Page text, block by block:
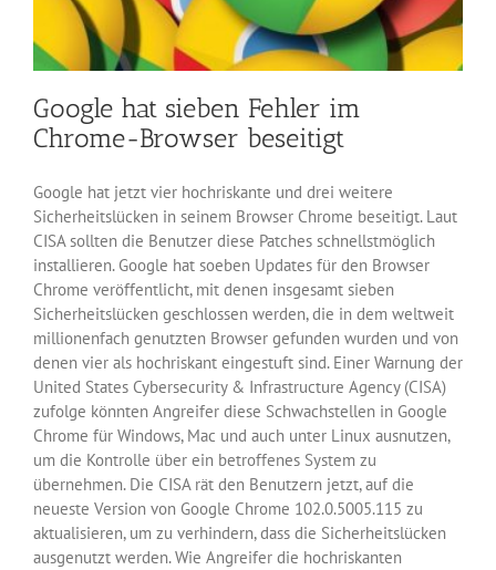
Google hat sieben Fehler im
Chrome-Browser beseitigt
Google hat jetzt vier hochriskante und drei weitere
Sicherheitslücken in seinem Browser Chrome beseitigt. Laut
CISA sollten die Benutzer diese Patches schnellstmöglich
installieren. Google hat soeben Updates für den Browser
Chrome veröffentlicht, mit denen insgesamt sieben
Sicherheitslücken geschlossen werden, die in dem weltweit
millionenfach genutzten Browser gefunden wurden und von
denen vier als hochriskant eingestuft sind. Einer Warnung der
United States Cybersecurity & Infrastructure Agency (CISA)
zufolge könnten Angreifer diese Schwachstellen in Google
Chrome für Windows, Mac und auch unter Linux ausnutzen,
um die Kontrolle über ein betroffenes System zu
übernehmen. Die CISA rät den Benutzern jetzt, auf die
neueste Version von Google Chrome 102.0.5005.115 zu
aktualisieren, um zu verhindern, dass die Sicherheitslücken
ausgenutzt werden. Wie Angreifer die hochriskanten